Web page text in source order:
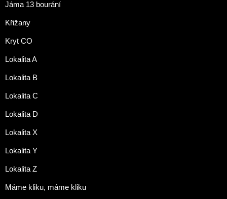
Jáma 13 bourání
Křižany
Kryt CO
Lokalita A
Lokalita B
Lokalita C
Lokalita D
Lokalita X
Lokalita Y
Lokalita Z
Máme kliku, máme kliku